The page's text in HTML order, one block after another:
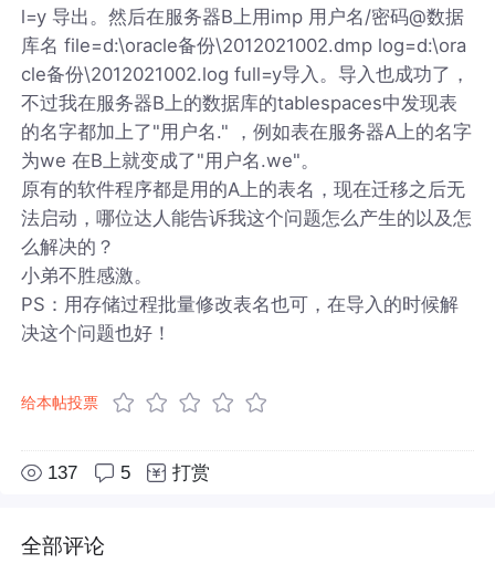
l=y 导出。然后在服务器B上用imp 用户名/密码@数据
库名 file=d:\oracle备份\2012021002.dmp log=d:\ora
cle备份\2012021002.log full=y导入。导入也成功了，
不过我在服务器B上的数据库的tablespaces中发现表
的名字都加上了"用户名." ，例如表在服务器A上的名字
为we 在B上就变成了"用户名.we"。
原有的软件程序都是用的A上的表名，现在迁移之后无
法启动，哪位达人能告诉我这个问题怎么产生的以及怎
么解决的？
小弟不胜感激。
PS：用存储过程批量修改表名也可，在导入的时候解
决这个问题也好！
给本帖投票
137 5 打赏
全部评论